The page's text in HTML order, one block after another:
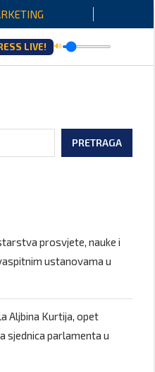
LIVE! 🔊
PRETRAGA
prosvjete, nauke i
ustanovama u
Aljbina Kurtija, opet
sjednica parlamenta u